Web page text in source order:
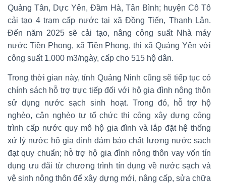
Quảng Tân, Dực Yên, Đầm Hà, Tân Bình; huyện Cô Tô
cải tạo 4 trạm cấp nước tại xã Đồng Tiến, Thanh Lân.
Đến năm 2025 sẽ cải tạo, nâng công suất Nhà máy
nước Tiền Phong, xã Tiền Phong, thị xã Quảng Yên với
công suất 1.000 m3/ngày, cấp cho 515 hộ dân.
Trong thời gian này, tỉnh Quảng Ninh cũng sẽ tiếp tục có
chính sách hỗ trợ trực tiếp đối với hộ gia đình nông thôn
sử dụng nước sạch sinh hoạt. Trong đó, hỗ trợ hộ
nghèo, cận nghèo tự tổ chức thi công xây dựng công
trình cấp nước quy mô hộ gia đình và lắp đặt hệ thống
xử lý nước hộ gia đình đảm bảo chất lượng nước sạch
đạt quy chuẩn; hỗ trợ hộ gia đình nông thôn vay vốn tín
dụng ưu đãi từ chương trình tín dụng về nước sạch và
vệ sinh nông thôn để xây dựng mới, nâng cấp, sửa chữa